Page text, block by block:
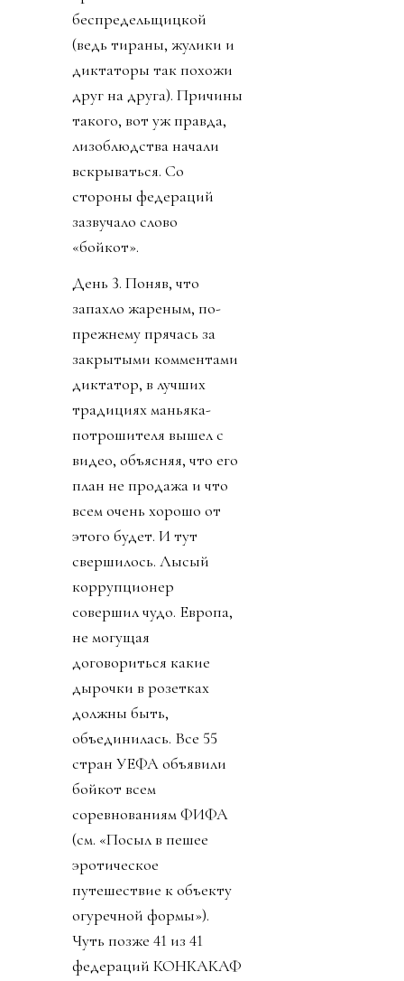
беспредельщицкой
(ведь тираны, жулики и
диктаторы так похожи
друг на друга). Причины
такого, вот уж правда,
лизоблюдства начали
вскрываться. Со
стороны федераций
зазвучало слово
«бойкот».
День 3. Поняв, что
запахло жареным, по-
прежнему прячась за
закрытыми комментами
диктатор, в лучших
традициях маньяка-
потрошителя вышел с
видео, объясняя, что его
план не продажа и что
всем очень хорошо от
этого будет. И тут
свершилось. Лысый
коррупционер
совершил чудо. Европа,
не могущая
договориться какие
дырочки в розетках
должны быть,
объединилась. Все 55
стран УЕФА объявили
бойкот всем
соревнованиям ФИФА
(см. «Посыл в пешее
эротическое
путешествие к объекту
огуречной формы»).
Чуть позже 41 из 41
федераций КОНКАКАФ